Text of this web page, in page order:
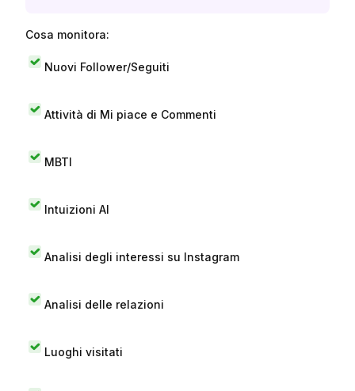
Cosa monitora:
Nuovi Follower/Seguiti
Attività di Mi piace e Commenti
MBTI
Intuizioni AI
Analisi degli interessi su Instagram
Analisi delle relazioni
Luoghi visitati